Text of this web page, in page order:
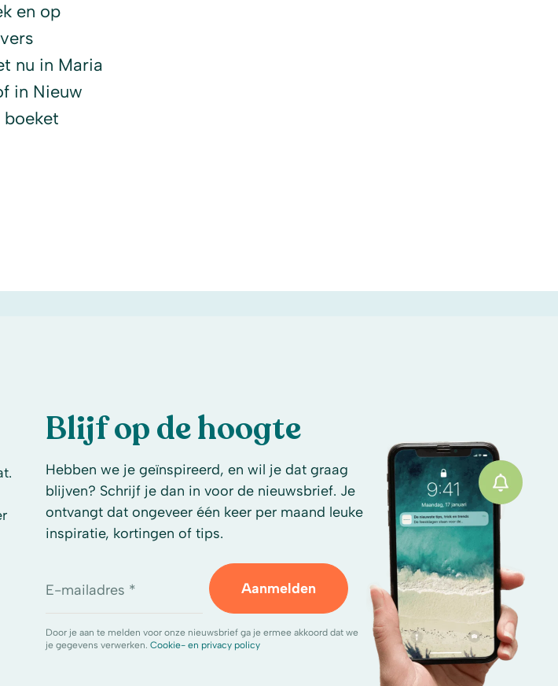
en op
nu in Maria
in Nieuw
boeket
Blijf op de hoogte
Hebben we je geïnspireerd, en wil je dat graag
blijven? Schrijf je dan in voor de nieuwsbrief. Je
ontvangt dat ongeveer één keer per maand leuke
inspiratie, kortingen of tips.
E-mailadres * Aanmelden
Door je aan te melden voor onze nieuwsbrief ga je ermee akkoord dat we
je gegevens verwerken. Cookie- en privacy policy